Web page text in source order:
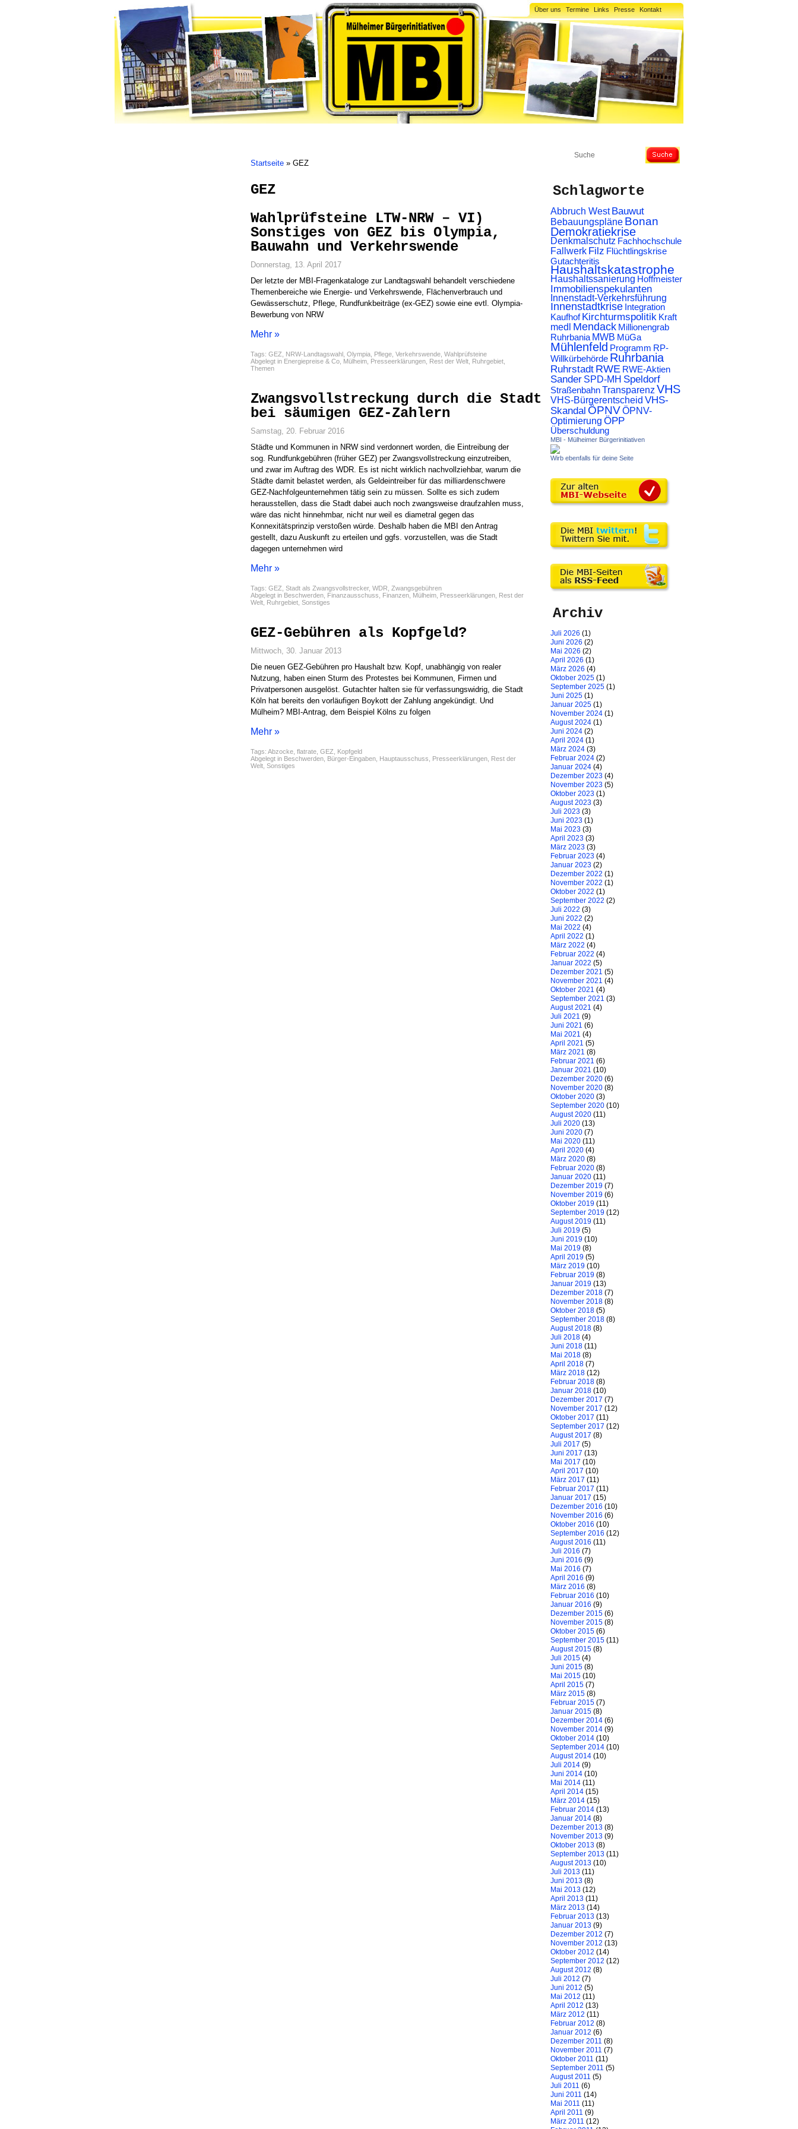
Über uns Termine Links Presse Kontakt
Startseite » GEZ
GEZ
Wahlprüfsteine LTW-NRW – VI)
Sonstiges von GEZ bis Olympia,
Bauwahn und Verkehrswende
Donnerstag, 13. April 2017
Der letzte der MBI-Fragenkataloge zur Landtagswahl behandelt verschiedene
Themenbereiche wie Energie- und Verkehrswende, Flächenverbrauch und
Gewässerschutz, Pflege, Rundfunkbeiträge (ex-GEZ) sowie eine evtl. Olympia-
Bewerbung von NRW
Mehr »
Tags: GEZ NRW-Landtagswahl Olympia Pflege Verkehrswende Wahlprüfsteine
Abgelegt in Energiepreise & Co Mülheim Presseerklärungen Rest der Welt Ruhrgebiet
Themen
Zwangsvollstreckung durch die Stadt
bei säumigen GEZ-Zahlern
Samstag, 20. Februar 2016
Städte und Kommunen in NRW sind verdonnert worden, die Eintreibung der
sog. Rundfunkgebühren (früher GEZ) per Zwangsvollstreckung einzutreiben,
und zwar im Auftrag des WDR. Es ist nicht wirklich nachvollziehbar, warum die
Städte damit belastet werden, als Geldeintreiber für das milliardenschwere
GEZ-Nachfolgeunternehmen tätig sein zu müssen. Sollte es sich zudem
herausstellen, dass die Stadt dabei auch noch zwangsweise draufzahlen muss,
wäre das nicht hinnehmbar, nicht nur weil es diametral gegen das
Konnexitätsprinzip verstoßen würde. Deshalb haben die MBI den Antrag
gestellt, dazu Auskunft zu erteilen und ggfs. vorzustellen, was die Stadt
dagegen unternehmen wird
Mehr »
Tags: GEZ Stadt als Zwangsvollstrecker, WDR
Zwangsgebühren
Abgelegt in Beschwerden Finanzausschuss Finanzen Mülheim Presseerklärungen Rest der
Welt Ruhrgebiet Sonstiges
GEZ-Gebühren als Kopfgeld?
Mittwoch, 30. Januar 2013
Die neuen GEZ-Gebühren pro Haushalt bzw. Kopf, unabhängig von realer
Nutzung, haben einen Sturm des Protestes bei Kommunen, Firmen und
Privatpersonen ausgelöst. Gutachter halten sie für verfassungswidrig, die Stadt
Köln hat bereits den vorläufigen Boykott der Zahlung angekündigt. Und
Mülheim? MBI-Antrag, dem Beispiel Kölns zu folgen
Mehr »
Tags: Abzocke flatrate GEZ
Kopfgeld
Abgelegt in Beschwerden Bürger-Eingaben Hauptausschuss Presseerklärungen Rest der
Welt Sonstiges
Schlagworte
Abbruch West Bauwut
Bebauungspläne Bonan
Demokratiekrise
Denkmalschutz Fachhochschule
Fallwerk Filz Flüchtlingskrise
Gutachteritis
Haushaltskatastrophe
Haushaltssanierung Hoffmeister
Immobilienspekulanten
Innenstadt-Verkehrsführung
Innenstadtkrise Integration
Kaufhof Kirchturmspolitik Kraft
medl Mendack Millionengrab
Ruhrbania MWB MüGa
Mühlenfeld Programm RP-
Willkürbehörde Ruhrbania
Ruhrstadt RWE RWE-Aktien
Sander SPD-MH Speldorf
StraßenbahnTransparenz VHS
VHS-Bürgerentscheid VHS-
Skandal ÖPNVÖPNV-
Optimierung ÖPP
Überschuldung
MBI - Mülheimer Bürgerinitiativen
Wirb ebenfalls für deine Seite
Archiv
Juli 2026 (1)
Juni 2026 (2)
Mai 2026 (2)
April 2026 (1)
März 2026 (4)
Oktober 2025 (1)
September 2025 (1)
Juni 2025 (1)
Januar 2025 (1)
November 2024 (1)
August 2024 (1)
Juni 2024 (2)
April 2024 (1)
März 2024 (3)
Februar 2024 (2)
Januar 2024 (4)
Dezember 2023 (4)
November 2023 (5)
Oktober 2023 (1)
August 2023 (3)
Juli 2023 (3)
Juni 2023 (1)
Mai 2023 (3)
April 2023 (3)
März 2023 (3)
Februar 2023 (4)
Januar 2023 (2)
Dezember 2022 (1)
November 2022 (1)
Oktober 2022 (1)
September 2022 (2)
Juli 2022 (3)
Juni 2022 (2)
Mai 2022 (4)
April 2022 (1)
März 2022 (4)
Februar 2022 (4)
Januar 2022 (5)
Dezember 2021 (5)
November 2021 (4)
Oktober 2021 (4)
September 2021 (3)
August 2021 (4)
Juli 2021 (9)
Juni 2021 (6)
Mai 2021 (4)
April 2021 (5)
März 2021 (8)
Februar 2021 (6)
Januar 2021 (10)
Dezember 2020 (6)
November 2020 (8)
Oktober 2020 (3)
September 2020 (10)
August 2020 (11)
Juli 2020 (13)
Juni 2020 (7)
Mai 2020 (11)
April 2020 (4)
März 2020 (8)
Februar 2020 (8)
Januar 2020 (11)
Dezember 2019 (7)
November 2019 (6)
Oktober 2019 (11)
September 2019 (12)
August 2019 (11)
Juli 2019 (5)
Juni 2019 (10)
Mai 2019 (8)
April 2019 (5)
März 2019 (10)
Februar 2019 (8)
Januar 2019 (13)
Dezember 2018 (7)
November 2018 (8)
Oktober 2018 (5)
September 2018 (8)
August 2018 (8)
Juli 2018 (4)
Juni 2018 (11)
Mai 2018 (8)
April 2018 (7)
März 2018 (12)
Februar 2018 (8)
Januar 2018 (10)
Dezember 2017 (7)
November 2017 (12)
Oktober 2017 (11)
September 2017 (12)
August 2017 (8)
Juli 2017 (5)
Juni 2017 (13)
Mai 2017 (10)
April 2017 (10)
März 2017 (11)
Februar 2017 (11)
Januar 2017 (15)
Dezember 2016 (10)
November 2016 (6)
Oktober 2016 (10)
September 2016 (12)
August 2016 (11)
Juli 2016 (7)
Juni 2016 (9)
Mai 2016 (7)
April 2016 (9)
März 2016 (8)
Februar 2016 (10)
Januar 2016 (9)
Dezember 2015 (6)
November 2015 (8)
Oktober 2015 (6)
September 2015 (11)
August 2015 (8)
Juli 2015 (4)
Juni 2015 (8)
Mai 2015 (10)
April 2015 (7)
März 2015 (8)
Februar 2015 (7)
Januar 2015 (8)
Dezember 2014 (6)
November 2014 (9)
Oktober 2014 (10)
September 2014 (10)
August 2014 (10)
Juli 2014 (9)
Juni 2014 (10)
Mai 2014 (11)
April 2014 (15)
März 2014 (15)
Februar 2014 (13)
Januar 2014 (8)
Dezember 2013 (8)
November 2013 (9)
Oktober 2013 (8)
September 2013 (11)
August 2013 (10)
Juli 2013 (11)
Juni 2013 (8)
Mai 2013 (12)
April 2013 (11)
März 2013 (14)
Februar 2013 (13)
Januar 2013 (9)
Dezember 2012 (7)
November 2012 (13)
Oktober 2012 (14)
September 2012 (12)
August 2012 (8)
Juli 2012 (7)
Juni 2012 (5)
Mai 2012 (11)
April 2012 (13)
März 2012 (11)
Februar 2012 (8)
Januar 2012 (6)
Dezember 2011 (8)
November 2011 (7)
Oktober 2011 (11)
September 2011 (5)
August 2011 (5)
Juli 2011 (6)
Juni 2011 (14)
Mai 2011 (11)
April 2011 (9)
März 2011 (12)